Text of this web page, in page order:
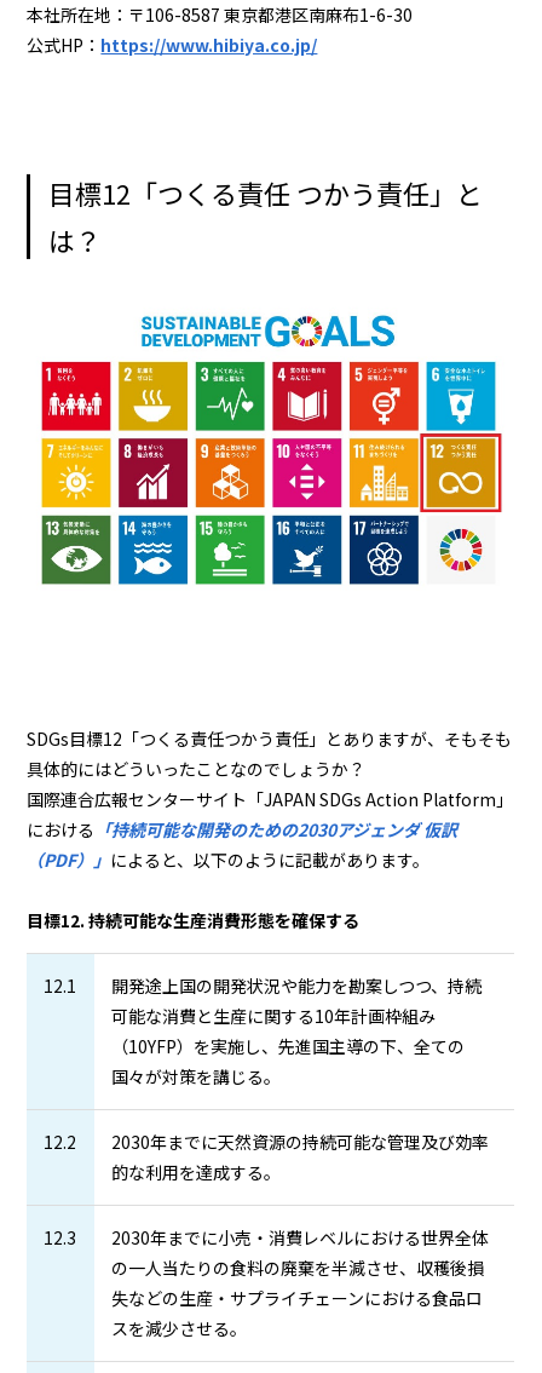
本社所在地：〒106-8587 東京都港区南麻布1-6-30
公式HP： https://www.hibiya.co.jp/
目標12「つくる責任 つかう責任」と
は？
SDGs目標12「つくる責任つかう責任」とありますが、そもそも
具体的にはどういったことなのでしょうか？
国際連合広報センターサイト「JAPAN SDGs Action Platform」
における 「持続可能な開発のための2030アジェンダ 仮訳
（PDF）」 によると、以下のように記載があります。
目標12. 持続可能な生産消費形態を確保する
12.1
開発途上国の開発状況や能力を勘案しつつ、持続
可能な消費と生産に関する10年計画枠組み
（10YFP）を実施し、先進国主導の下、全ての
国々が対策を講じる。
12.2
2030年までに天然資源の持続可能な管理及び効率
的な利用を達成する。
12.3
2030年までに小売・消費レベルにおける世界全体
の一人当たりの食料の廃棄を半減させ、収穫後損
失などの生産・サプライチェーンにおける食品ロ
スを減少させる。